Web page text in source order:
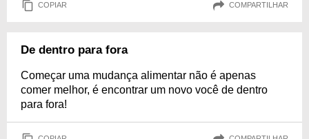
COPIAR COMPARTILHAR
De dentro para fora
Começar uma mudança alimentar não é apenas
comer melhor, é encontrar um novo você de dentro
para fora!